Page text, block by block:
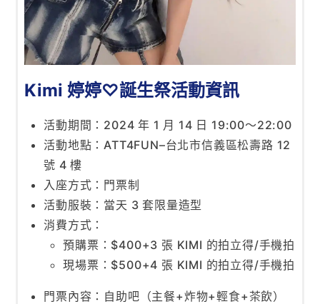
Kimi 婷婷♡誕生祭活動資訊
活動期間：2024 年 1 月 14 日 19:00～22:00
活動地點：ATT4FUN–台北市信義區松壽路 12
號 4 樓
入座方式：門票制
活動服裝：當天 3 套限量造型
消費方式：
預購票：$400+3 張 KIMI 的拍立得/手機拍
現場票：$500+4 張 KIMI 的拍立得/手機拍
門票內容：自助吧（主餐+炸物+輕食+茶飲）